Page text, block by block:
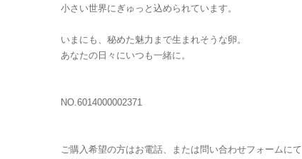
小さい世界にぎゅっと込められています。
いまにも、秘めた魅力まで生まれそうな卵。
あなたの日々にいつも一緒に。
NO.6014000002371
ご購入希望の方はお電話、または問い合わせフォームにて